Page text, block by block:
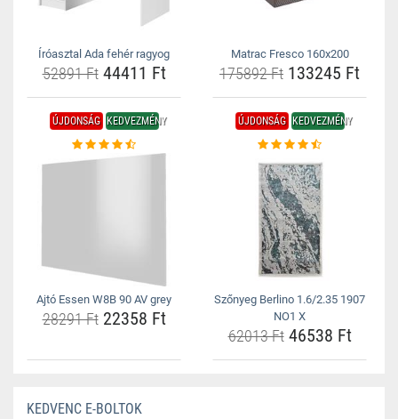
Íróasztal Ada fehér ragyog
52891 Ft44411 Ft
Matrac Fresco 160x200
175892 Ft 133245 Ft
ÚJDONSÁG KEDVEZMÉNY
Ajtó Essen W8B 90 AV grey
28291 Ft22358 Ft
ÚJDONSÁG KEDVEZMÉNY
Szőnyeg Berlino 1.6/2.35 1907
NO1 X
62013 Ft46538 Ft
KEDVENC E-BOLTOK